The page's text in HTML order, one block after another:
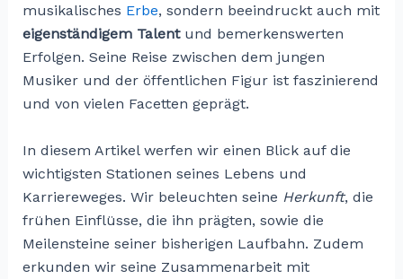
musikalisches Erbe, sondern beeindruckt auch mit
eigenständigem Talentund bemerkenswerten
Erfolgen. Seine Reise zwischen dem jungen
Musiker und der öffentlichen Figur ist faszinierend
und von vielen Facetten geprägt.
In diesem Artikel werfen wir einen Blick auf die
wichtigsten Stationen seines Lebens und
Karriereweges. Wir beleuchten seine Herkunft, die
frühen Einflüsse, die ihn prägten, sowie die
Meilensteine seiner bisherigen Laufbahn. Zudem
erkunden wir seine Zusammenarbeit mit